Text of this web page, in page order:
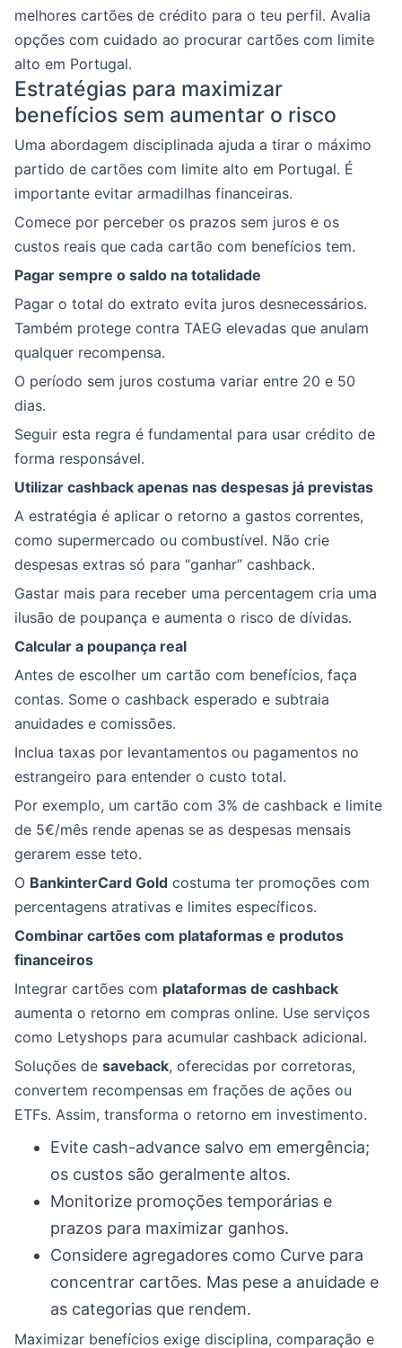
melhores cartões de crédito para o teu perfil. Avalia
opções com cuidado ao procurar cartões com limite
alto em Portugal.
Estratégias para maximizar
benefícios sem aumentar o risco
Uma abordagem disciplinada ajuda a tirar o máximo
partido de cartões com limite alto em Portugal. É
importante evitar armadilhas financeiras.
Comece por perceber os prazos sem juros e os
custos reais que cada cartão com benefícios tem.
Pagar sempre o saldo na totalidade
Pagar o total do extrato evita juros desnecessários.
Também protege contra TAEG elevadas que anulam
qualquer recompensa.
O período sem juros costuma variar entre 20 e 50
dias.
Seguir esta regra é fundamental para usar crédito de
forma responsável.
Utilizar cashback apenas nas despesas já previstas
A estratégia é aplicar o retorno a gastos correntes,
como supermercado ou combustível. Não crie
despesas extras só para “ganhar” cashback.
Gastar mais para receber uma percentagem cria uma
ilusão de poupança e aumenta o risco de dívidas.
Calcular a poupança real
Antes de escolher um cartão com benefícios, faça
contas. Some o cashback esperado e subtraia
anuidades e comissões.
Inclua taxas por levantamentos ou pagamentos no
estrangeiro para entender o custo total.
Por exemplo, um cartão com 3% de cashback e limite
de 5€/mês rende apenas se as despesas mensais
gerarem esse teto.
O BankinterCard Gold costuma ter promoções com
percentagens atrativas e limites específicos.
Combinar cartões com plataformas e produtos
financeiros
Integrar cartões com plataformas de cashback
aumenta o retorno em compras online. Use serviços
como Letyshops para acumular cashback adicional.
Soluções de saveback, oferecidas por corretoras,
convertem recompensas em frações de ações ou
ETFs. Assim, transforma o retorno em investimento.
Evite cash-advance salvo em emergência;
os custos são geralmente altos.
Monitorize promoções temporárias e
prazos para maximizar ganhos.
Considere agregadores como Curve para
concentrar cartões. Mas pese a anuidade e
as categorias que rendem.
Maximizar benefícios exige disciplina, comparação e